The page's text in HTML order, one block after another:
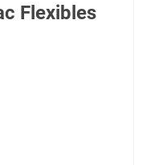
Flexibles